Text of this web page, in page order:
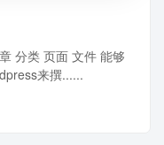
分类 页面 文件 能够
来撰......